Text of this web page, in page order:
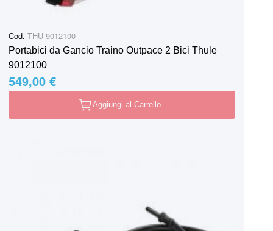
Cod. THU-9012100
Portabici da Gancio Traino Outpace 2 Bici Thule
9012100
549,00 €
Aggiungi al Carrello